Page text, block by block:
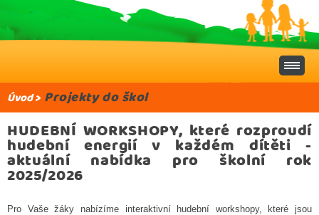
Úvod> Projekty do škol
HUDEBNÍ WORKSHOPY, které rozproudí
hudební energií v každém dítěti -
aktuální nabídka pro školní rok
2025/2026
Pro Vaše žáky nabízíme interaktivní hudební workshopy, které jsou